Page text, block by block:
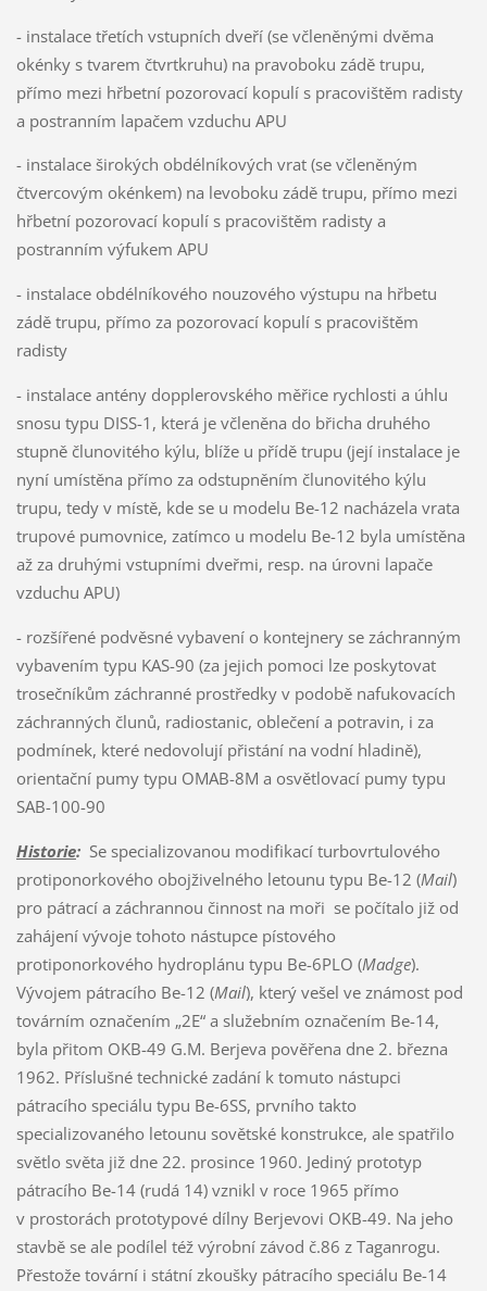
- instalace třetích vstupních dveří (se včleněnými dvěma
okénky s tvarem čtvrtkruhu) na pravoboku zádě trupu,
přímo mezi hřbetní pozorovací kopulí s pracovištěm radisty
a postranním lapačem vzduchu APU
- instalace širokých obdélníkových vrat (se včleněným
čtvercovým okénkem) na levoboku zádě trupu, přímo mezi
hřbetní pozorovací kopulí s pracovištěm radisty a
postranním výfukem APU
- instalace obdélníkového nouzového výstupu na hřbetu
zádě trupu, přímo za pozorovací kopulí s pracovištěm
radisty
- instalace antény dopplerovského měřice rychlosti a úhlu
snosu typu DISS-1, která je včleněna do břicha druhého
stupně člunovitého kýlu, blíže u přídě trupu (její instalace je
nyní umístěna přímo za odstupněním člunovitého kýlu
trupu, tedy v místě, kde se u modelu Be-12 nacházela vrata
trupové pumovnice, zatímco u modelu Be-12 byla umístěna
až za druhými vstupními dveřmi, resp. na úrovni lapače
vzduchu APU)
- rozšířené podvěsné vybavení o kontejnery se záchranným
vybavením typu KAS-90 (za jejich pomoci lze poskytovat
trosečníkům záchranné prostředky v podobě nafukovacích
záchranných člunů, radiostanic, oblečení a potravin, i za
podmínek, které nedovolují přistání na vodní hladině),
orientační pumy typu OMAB-8M a osvětlovací pumy typu
SAB-100-90
Historie:Se specializovanou modifikací turbovrtulového
protiponorkového obojživelného letounu typu Be-12 (Mail)
pro pátrací a záchrannou činnost na moři se počítalo již od
zahájení vývoje tohoto nástupce pístového
protiponorkového hydroplánu typu Be-6PLO (Madge).
Vývojem pátracího Be-12 (Mail), který vešel ve známost pod
továrním označením „2E“ a služebním označením Be-14,
byla přitom OKB-49 G.M. Berjeva pověřena dne 2. března
1962. Příslušné technické zadání k tomuto nástupci
pátracího speciálu typu Be-6SS, prvního takto
specializovaného letounu sovětské konstrukce, ale spatřilo
světlo světa již dne 22. prosince 1960. Jediný prototyp
pátracího Be-14 (rudá 14) vznikl v roce 1965 přímo
v prostorách prototypové dílny Berjevovi OKB-49. Na jeho
stavbě se ale podílel též výrobní závod č.86 z Taganrogu.
Přestože tovární i státní zkoušky pátracího speciálu Be-14